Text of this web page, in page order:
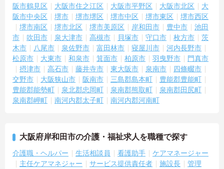
阪市鶴見区
大阪市住之江区 大阪市平野区 大阪市北区
大
阪市中央区
堺市 堺市堺区 堺市中区 堺市東区
堺市西区
堺市南区
堺市北区 堺市美原区 岸和田市 豊中市
池田
市
吹田市 泉大津市 高槻市 貝塚市 守口市 枚方市
茨
木市
八尾市 泉佐野市 富田林市 寝屋川市
河内長野市
松原市
大東市 和泉市 箕面市 柏原市 羽曳野市
門真市
摂津市
高石市 藤井寺市 東大阪市 泉南市
四條畷市
交野市
大阪狭山市 阪南市 三島郡島本町
豊能郡豊能町
豊能郡能勢町
泉北郡忠岡町 泉南郡熊取町
泉南郡田尻町
泉南郡岬町
南河内郡太子町 南河内郡河南町
大阪府岸和田市の介護・福祉求人を職種で探す
介護職・ヘルパー 生活相談員 看護助手
ケアマネージャー
主任ケアマネジャー
サービス提供責任者 施設長
管理